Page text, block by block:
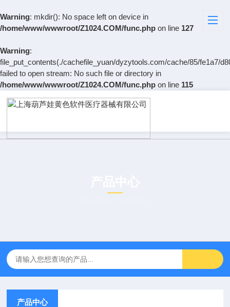
Warning: mkdir(): No space left on device in
/home/www/wwwroot/Z1024.COM/func.php on line 127
Warning:
file_put_contents(./cachefile_yuan/dyzytools.com/cache/85/fe1a7/
failed to open stream: No such file or directory in
/home/www/wwwroot/Z1024.COM/func.php on line 115
产品中心